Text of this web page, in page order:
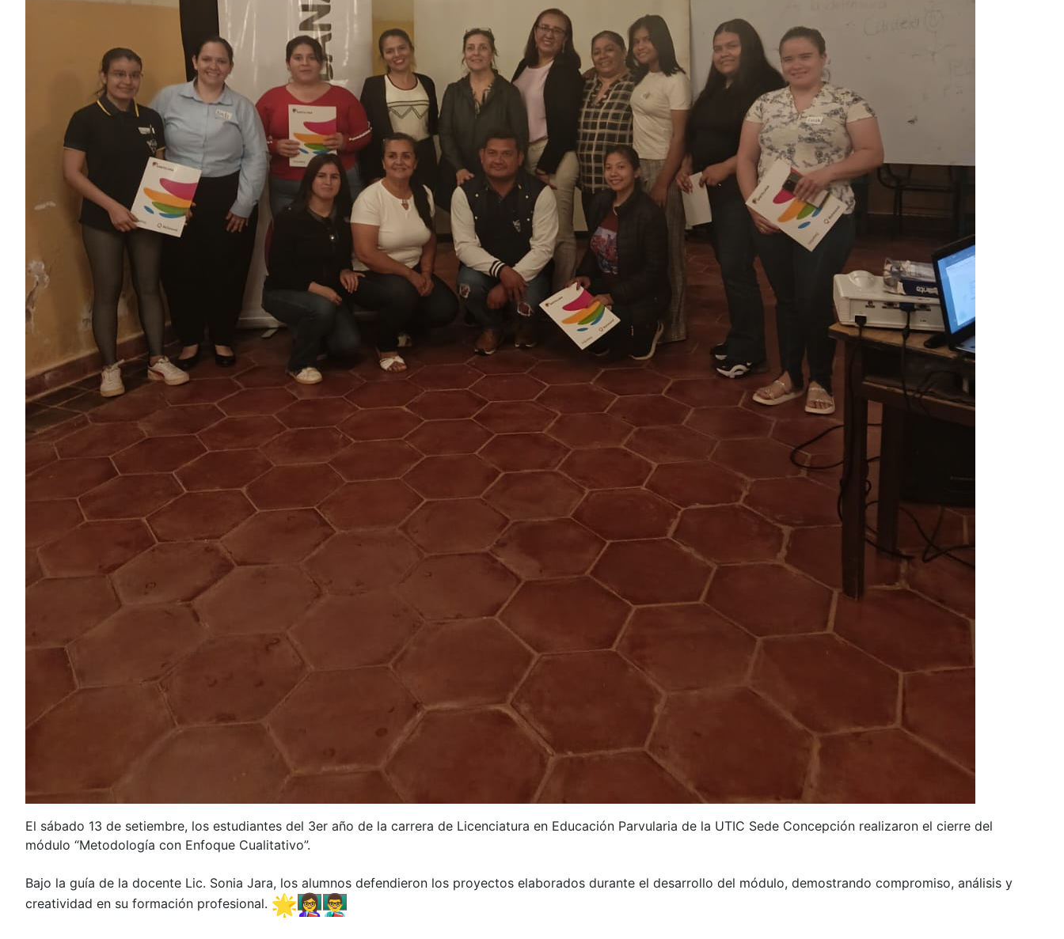
El sábado 13 de setiembre, los estudiantes del 3er año de la carrera de Licenciatura en Educación Parvularia de la UTIC Sede Concepción realizaron el cierre del
módulo “Metodología con Enfoque Cualitativo”.
Bajo la guía de la docente Lic. Sonia Jara, los alumnos defendieron los proyectos elaborados durante el desarrollo del módulo, demostrando compromiso, análisis y
creatividad en su formación profesional.